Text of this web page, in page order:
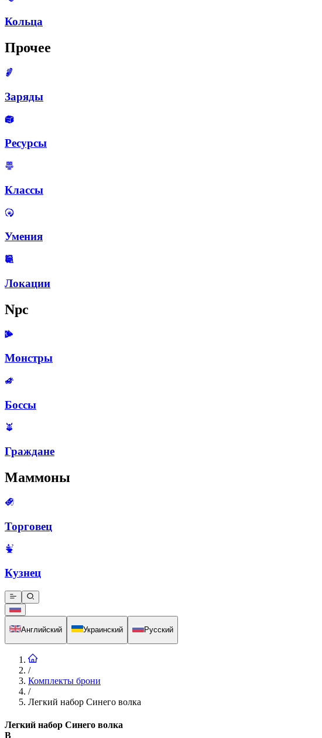
Кольца
Прочее
Заряды
Ресурсы
Классы
Умения
Локации
Npc
Монстры
Боссы
Граждане
Маммоны
Торговец
Кузнец
Английский Украинский Русский
/
Комплекты брони
/
Легкий набор Синего волка
Легкий набор Синего волка
B